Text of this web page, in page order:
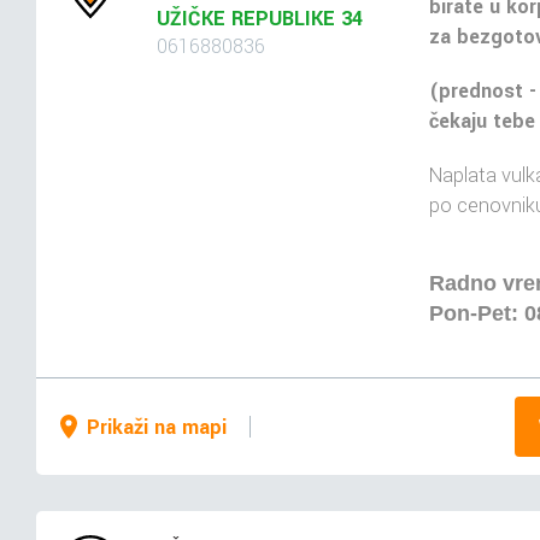
UŽIČKE REPUBLIKE 34
0616880836
birate u
za
(prednost
čekaju
Naplata
po
Radno
Pon-Pet:
Prikaži na mapi